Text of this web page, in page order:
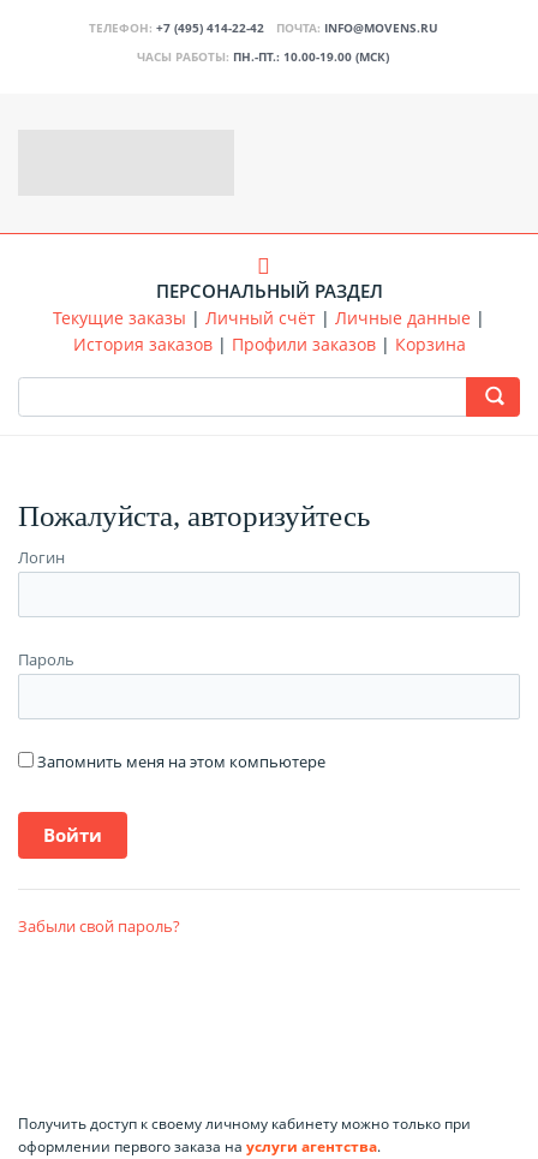
ТЕЛЕФОН: +7 (495) 414-22-42 ПОЧТА: INFO@MOVENS.RU
ЧАСЫ РАБОТЫ: ПН.-ПТ.: 10.00-19.00 (МСК)
ПЕРСОНАЛЬНЫЙ РАЗДЕЛ
Текущие заказы | Личный счёт | Личные данные |
История заказов| Профили заказов| Корзина
Пожалуйста, авторизуйтесь
Логин
Пароль
Запомнить меня на этом компьютере
Забыли свой пароль?
Получить доступ к своему личному кабинету можно только при
оформлении первого заказа на услуги агентства.